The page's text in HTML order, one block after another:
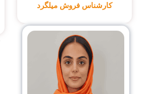
کارشناس فروش میلگرد